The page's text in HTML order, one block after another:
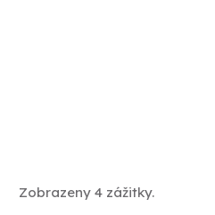
Zobrazeny 4 zážitky.